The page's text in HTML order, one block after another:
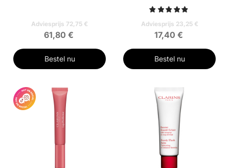
Adviesprijs 72,75 €
61,80 €
Bestel nu
Adviesprijs 23,25 €
17,40 €
Bestel nu